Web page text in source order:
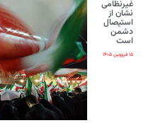
غیرنظامی
نشان از
استیصال
دشمن
است
۱۵ فروردین ۱۴۰۵